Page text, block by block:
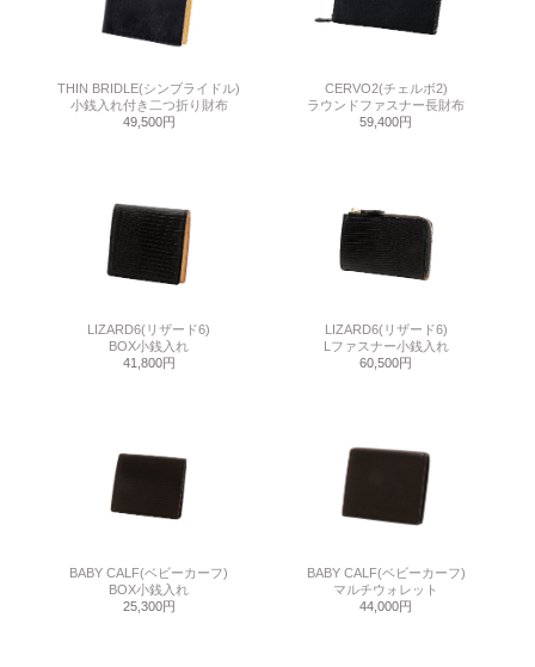
THIN BRIDLE(シンブライドル)
小銭入れ付き二つ折り財布
49,500円
CERVO2(チェルボ2)
ラウンドファスナー長財布
59,400円
LIZARD6(リザード6)
BOX小銭入れ
41,800円
LIZARD6(リザード6)
Lファスナー小銭入れ
60,500円
BABY CALF(ベビーカーフ)
BOX小銭入れ
25,300円
BABY CALF(ベビーカーフ)
マルチウォレット
44,000円